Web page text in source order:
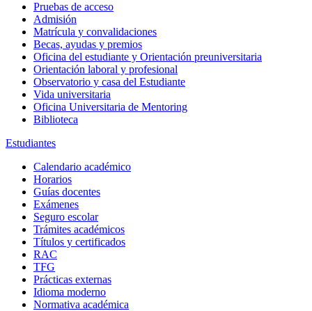
Pruebas de acceso
Admisión
Matrícula y convalidaciones
Becas, ayudas y premios
Oficina del estudiante y Orientación preuniversitaria
Orientación laboral y profesional
Observatorio y casa del Estudiante
Vida universitaria
Oficina Universitaria de Mentoring
Biblioteca
Estudiantes
Calendario académico
Horarios
Guías docentes
Exámenes
Seguro escolar
Trámites académicos
Títulos y certificados
RAC
TFG
Prácticas externas
Idioma moderno
Normativa académica